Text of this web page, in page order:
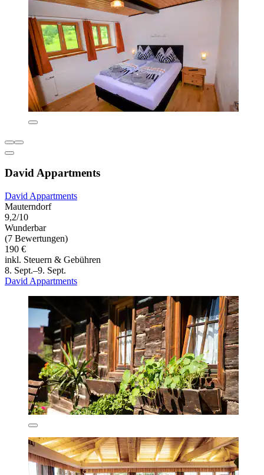
David Appartments
David Appartments
Mauterndorf
9,2/10
Wunderbar
(7 Bewertungen)
190 €
inkl. Steuern & Gebühren
8. Sept.–9. Sept.
David Appartments